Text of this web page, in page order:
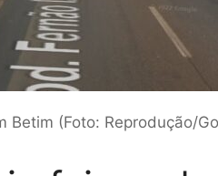
Betim (Foto: Reprodução/